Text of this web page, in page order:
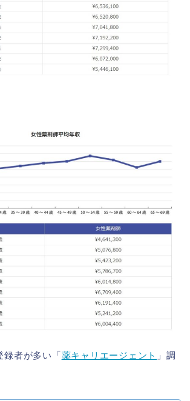
録者が多い「薬キャリエージェント 」調